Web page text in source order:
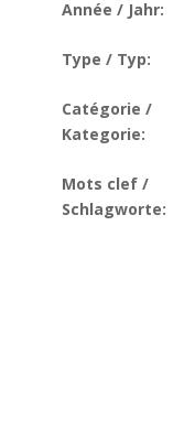
Année / Jahr:
Type / Typ:
Catégorie /
Kategorie:
Mots clef /
Schlagworte: